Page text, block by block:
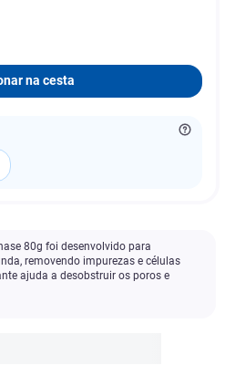
na cesta
80g foi desenvolvido para
removendo impurezas e células
ajuda a desobstruir os poros e